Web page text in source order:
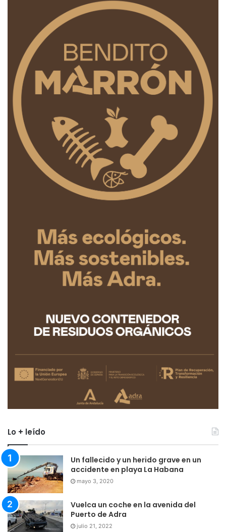
Lo + leído
Un fallecido y un herido grave en un
accidente en playa La Habana
mayo 3, 2020
Vuelca un coche en la avenida del
Puerto de Adra
julio 21, 2022